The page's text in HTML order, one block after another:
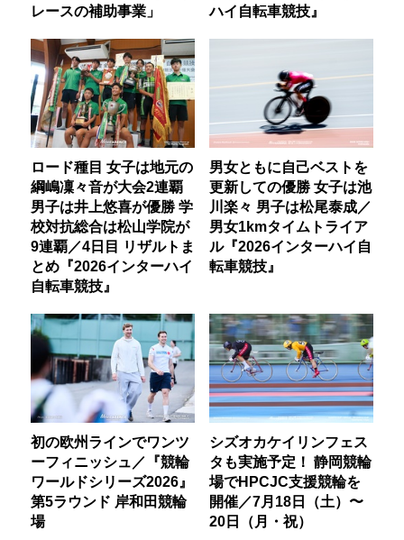
レースの補助事業」
ハイ自転車競技』
ロード種目 女子は地元の
綱嶋凜々音が大会2連覇
男子は井上悠喜が優勝 学
校対抗総合は松山学院が
9連覇／4日目 リザルトま
とめ『2026インターハイ
自転車競技』
男女ともに自己ベストを
更新しての優勝 女子は池
川楽々 男子は松尾泰成／
男女1kmタイムトライア
ル『2026インターハイ自
転車競技』
初の欧州ラインでワンツ
ーフィニッシュ／『競輪
ワールドシリーズ2026』
第5ラウンド 岸和田競輪
場
シズオカケイリンフェス
タも実施予定！ 静岡競輪
場でHPCJC支援競輪を
開催／7月18日（土）〜
20日（月・祝）